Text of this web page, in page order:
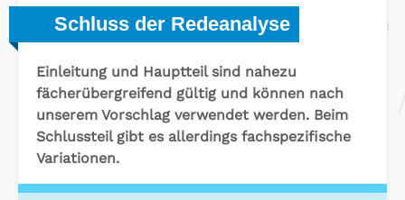
Schluss der Redeanalyse
Einleitung und Hauptteil sind nahezu
fächerübergreifend gültig und können nach
unserem Vorschlag verwendet werden. Beim
Schlussteil gibt es allerdings fachspezifische
Variationen.